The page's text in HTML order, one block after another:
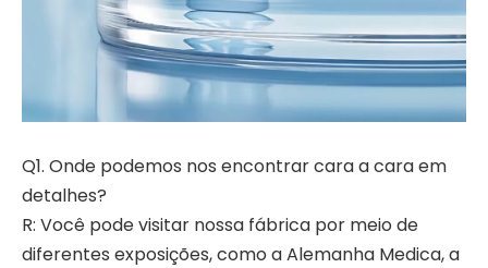
Q1. Onde podemos nos encontrar cara a cara em
detalhes?
R: Você pode visitar nossa fábrica por meio de
diferentes exposições, como a Alemanha Medica, a